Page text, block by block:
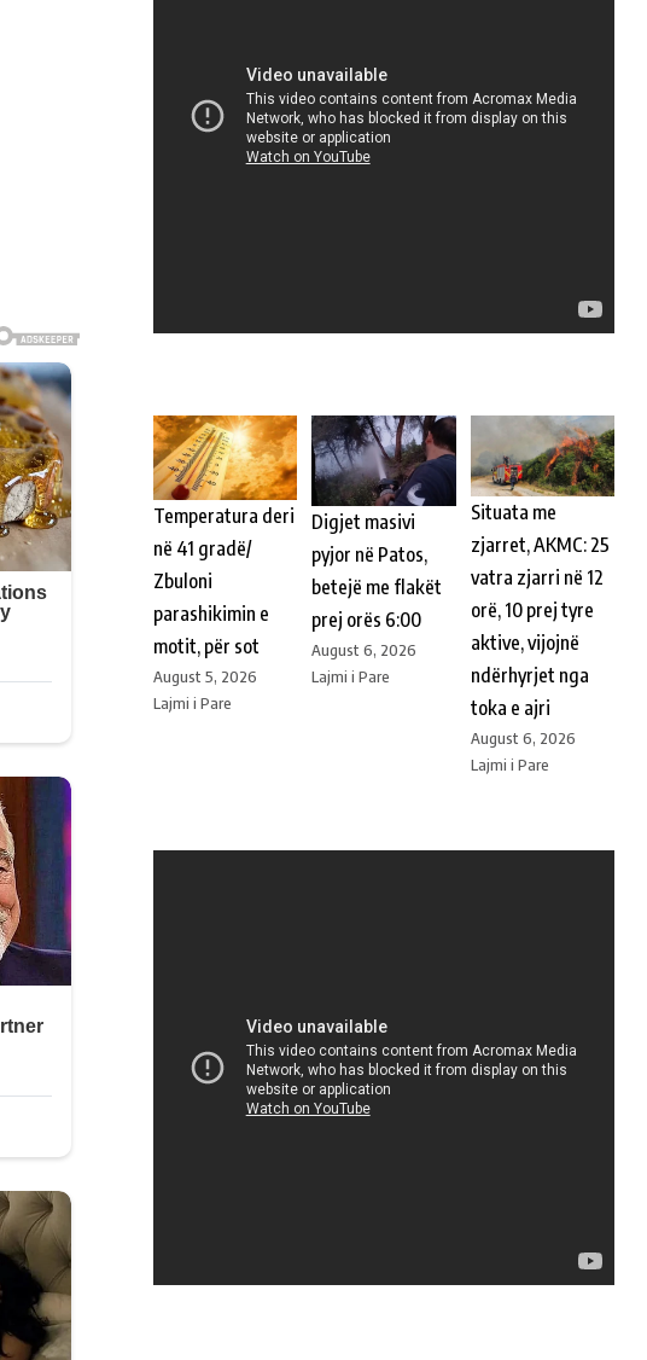
Temperatura deri
në 41 gradë/
Zbuloni
parashikimin e
motit, për sot
August 5, 2026
Lajmi i Pare
Digjet masivi
pyjor në Patos,
betejë me flakët
prej orës 6:00
August 6, 2026
Lajmi i Pare
Situata me
zjarret, AKMC: 25
vatra zjarri në 12
orë, 10 prej tyre
aktive, vijojnë
ndërhyrjet nga
toka e ajri
August 6, 2026
Lajmi i Pare